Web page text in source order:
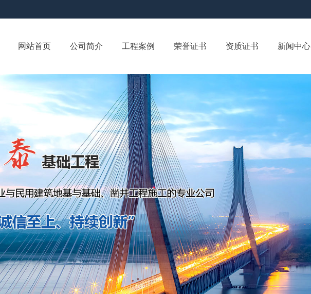
网站首页 公司简介 工程案例 荣誉证书 资质证书 新闻中心